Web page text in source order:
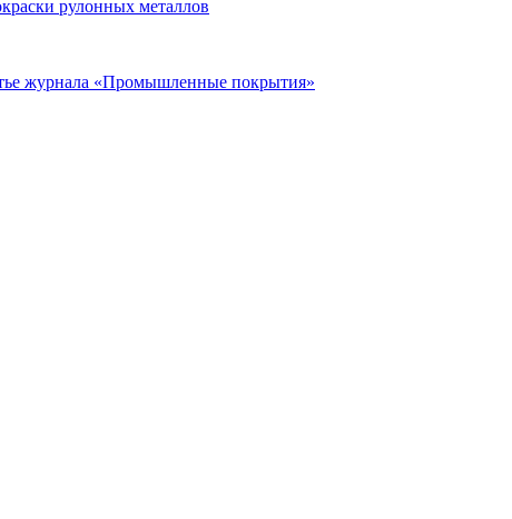
рулонных металлов
журнала «Промышленные покрытия»